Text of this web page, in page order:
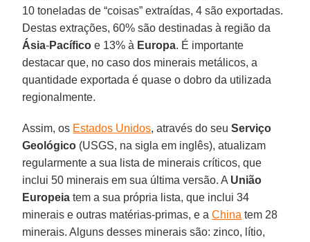
10 toneladas de “coisas” extraídas, 4 são exportadas.
Destas extrações, 60% são destinadas à região da
Ásia-Pacífico e 13% à Europa. É importante
destacar que, no caso dos minerais metálicos, a
quantidade exportada é quase o dobro da utilizada
regionalmente.
Assim, os Estados Unidos, através do seuServiço
Geológico (USGS, na sigla em inglês), atualizam
regularmente a sua lista de minerais críticos, que
inclui 50 minerais em sua última versão. A União
Europeia tem a sua própria lista, que inclui 34
minerais e outras matérias-primas, e aChina tem 28
minerais. Alguns desses minerais são: zinco, lítio,